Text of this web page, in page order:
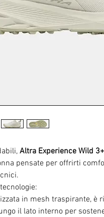
Altra Experience Wild 3+
pensate per offrirti
in mesh traspirante, è
il lato interno per